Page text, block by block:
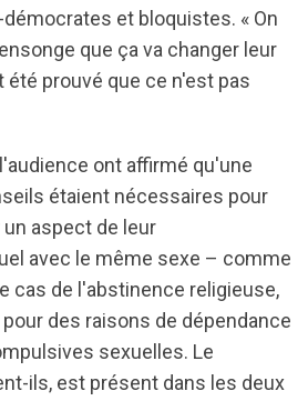
et bloquistes. « On
que ça va changer leur
été prouvé que ce n'est pas
ont affirmé qu'une
étaient nécessaires pour
un aspect de leur
avec le même sexe – comme
cas de l'abstinence religieuse,
des raisons de dépendance
sexuelles. Le
ils, est présent dans les deux